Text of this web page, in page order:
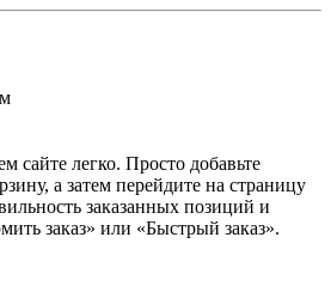
сайте легко. Просто добавьте
а затем перейдите на страницу
заказанных позиций и
заказ» или «Быстрый заказ».